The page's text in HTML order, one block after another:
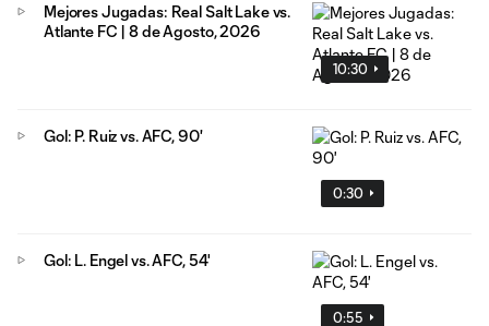
10:30
Mejores Jugadas: Real Salt Lake vs.
Atlante FC | 8 de Agosto, 2026
0:30
Gol: P. Ruiz vs. AFC, 90'
0:55
Gol: L. Engel vs. AFC, 54'